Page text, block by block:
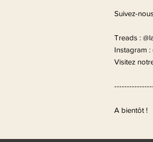
Suivez-
Treads :
Instagram
Visitez
A bientôt !